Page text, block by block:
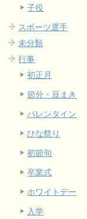
子役
スポーツ選手
未分類
行事
初正月
節分・豆まき
バレンタイン
ひな祭り
初節句
卒業式
ホワイトデー
入学